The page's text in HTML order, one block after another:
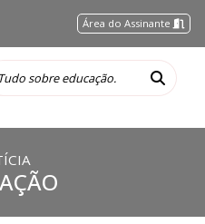
Área do Assinante